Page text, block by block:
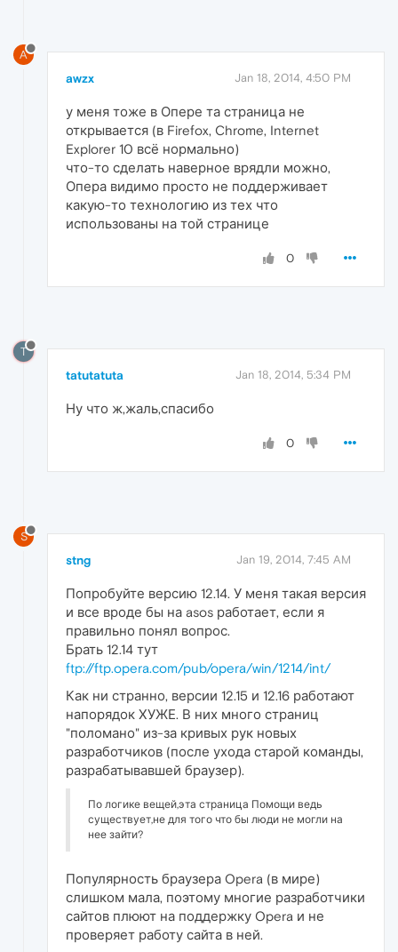
A
awzx Jan 18, 2014, 4:50 PM
у меня тоже в Опере та страница не
открывается (в Firefox, Chrome, Internet
Explorer 10 всё нормально)
что-то сделать наверное врядли можно,
Опера видимо просто не поддерживает
какую-то технологию из тех что
использованы на той странице
0
T
tatutatuta Jan 18, 2014, 5:34 PM
Ну что ж,жаль,спасибо
0
S
stng Jan 19, 2014, 7:45 AM
Попробуйте версию 12.14. У меня такая версия
и все вроде бы на asos работает, если я
правильно понял вопрос.
Брать 12.14 тут
ftp://ftp.opera.com/pub/opera/win/1214/int/
Как ни странно, версии 12.15 и 12.16 работают
напорядок ХУЖЕ. В них много страниц
"поломано" из-за кривых рук новых
разработчиков (после ухода старой команды,
разрабатывавшей браузер).
По логике вещей,эта страница Помощи ведь
существует,не для того что бы люди не могли на
нее зайти?
Популярность браузера Opera (в мире)
слишком мала, поэтому многие разработчики
сайтов плюют на поддержку Opera и не
проверяет работу сайта в ней.